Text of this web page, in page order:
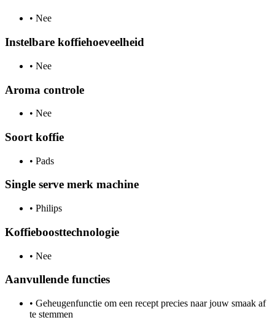
• Nee
Instelbare koffiehoeveelheid
• Nee
Aroma controle
• Nee
Soort koffie
• Pads
Single serve merk machine
• Philips
Koffieboosttechnologie
• Nee
Aanvullende functies
• Geheugenfunctie om een recept precies naar jouw smaak af
te stemmen